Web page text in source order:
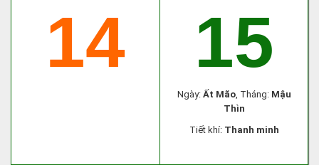
14 15
Ngày: Ất Mão, Tháng: Mậu
Thìn
Tiết khí: Thanh minh